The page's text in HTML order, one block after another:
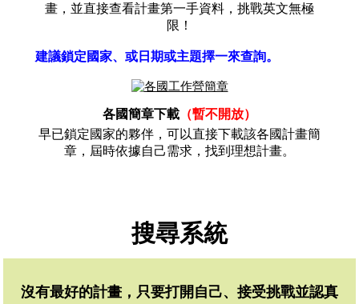
畫，並直接查看計畫第一手資料，挑戰英文無極
限！
建議鎖定國家、或日期或主題擇一來查詢。
各國簡章下載 （暫不開放）
早已鎖定國家的夥伴，可以直接下載該各國計畫簡
章，屆時依據自己需求，找到理想計畫。
搜尋系統
沒有最好的計畫，只要打開自己、接受挑戰並認真